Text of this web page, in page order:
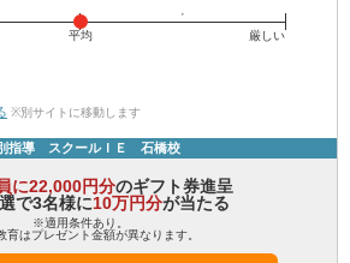
平均 厳しい
※別サイトに移動します
指導 スクールＩＥ 石橋校
に22,000円分のギフト券進呈
で3名様に10万円分が当たる
※適用条件あり。
育はプレゼント金額が異なります。